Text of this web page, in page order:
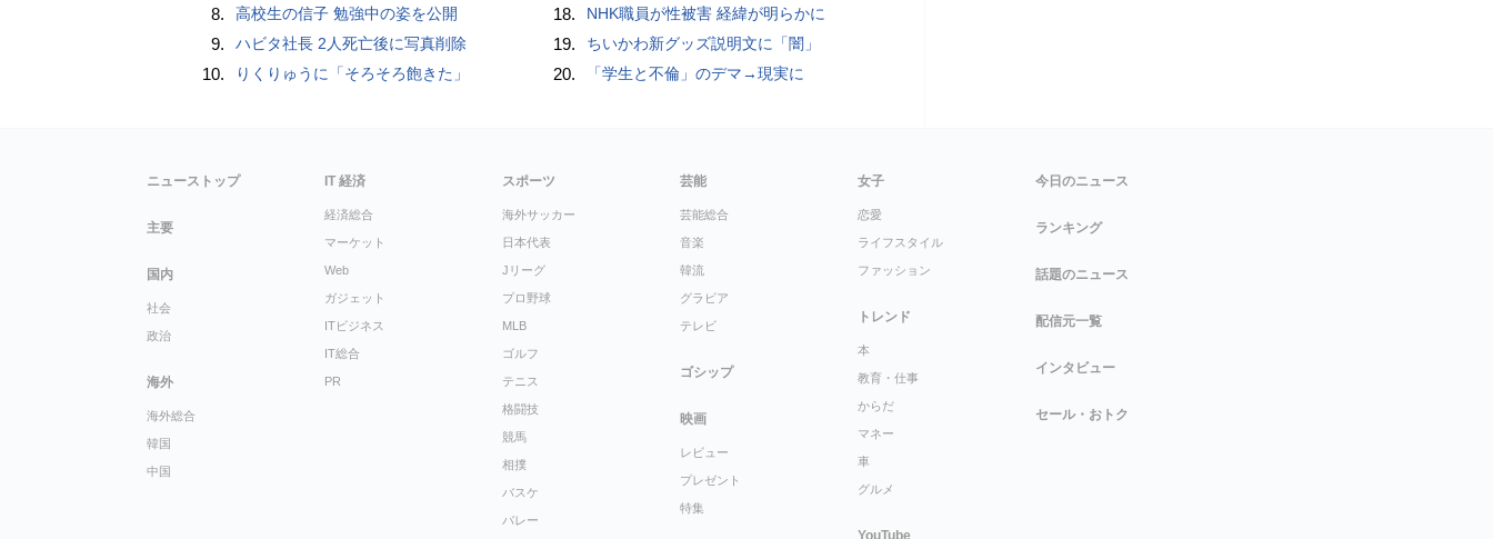
8. 高校生の信子 勉強中の姿を公開
9. ハビタ社長 2人死亡後に写真削除
10. りくりゅうに「そろそろ飽きた」
18. NHK職員が性被害 経緯が明らかに
19. ちいかわ新グッズ説明文に「闇」
20. 「学生と不倫」のデマ→現実に
ニューストップ
主要
国内
社会
政治
海外
海外総合
韓国
中国
IT 経済
経済総合
マーケット
Web
ガジェット
ITビジネス
IT総合
PR
スポーツ
海外サッカー
日本代表
Jリーグ
プロ野球
MLB
ゴルフ
テニス
格闘技
競馬
相撲
バスケ
バレー
芸能
芸能総合
音楽
韓流
グラビア
テレビ
ゴシップ
映画
レビュー
プレゼント
特集
女子
恋愛
ライフスタイル
ファッション
トレンド
本
教育・仕事
からだ
マネー
車
グルメ
YouTube
今日のニュース
ランキング
話題のニュース
配信元一覧
インタビュー
セール・おトク